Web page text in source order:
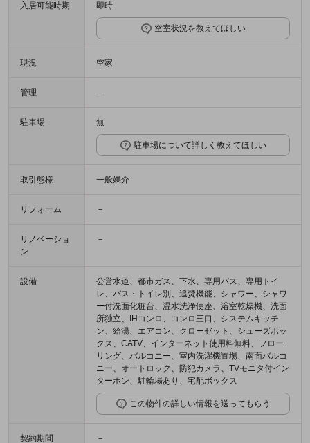
入居可能時期 即時
空室状況を教えてほしい
現況 空家
管理 －
駐車場 無
駐車場について詳しく教えてほしい
取引態様 一般媒介
リフォーム －
リノベーショ
ン
－
設備
公営水道、都市ガス、下水、専用バス、専用トイ
レ、バス・トイレ別、追焚機能、シャワー、シャワ
ー付洗面化粧台、温水洗浄便座、浴室乾燥機、洗面
所独立、IHコンロ、コンロ三口、システムキッチ
ン、給湯、エアコン、クローゼット、シューズボッ
クス、CATV、インターネット使用料無料、フロー
リング、バルコニー、室内洗濯機置場、南面バルコ
ニー、オートロック、防犯カメラ、TVモニタ付イン
ターホン、駐輪場あり、宅配ボックス
この物件の詳しい情報を送ってもらう
契約期間 －